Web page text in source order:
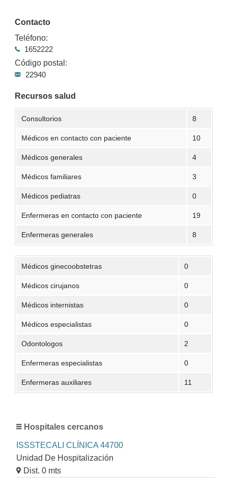
Contacto
Teléfono:
1652222
Código postal:
22940
Recursos salud
Consultorios 8
Médicos en contacto con paciente 10
Médicos generales 4
Médicos familiares 3
Médicos pediatras 0
Enfermeras en contacto con paciente 19
Enfermeras generales 8
Médicos ginecoobstetras 0
Médicos cirujanos 0
Médicos internistas 0
Médicos especialistas 0
Odontologos 2
Enfermeras especialistas 0
Enfermeras auxiliares 11
Hospitales cercanos
ISSSTECALI CLÍNICA 44700
Unidad De Hospitalización
Dist. 0 mts